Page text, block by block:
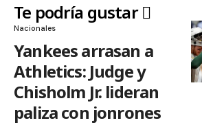
Te podría gustar
Nacionales
Yankees arrasan a
Athletics: Judge y
Chisholm Jr. lideran
paliza con jonrones